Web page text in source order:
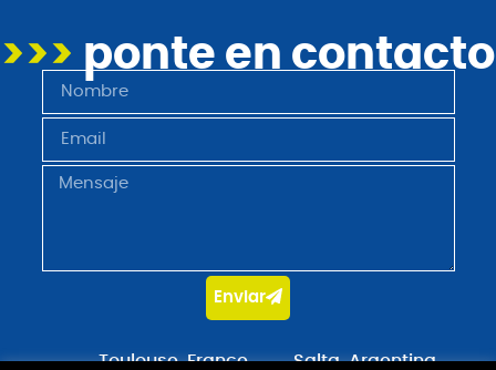
>>> ponte en contacto
Enviar
Toulouse, France Salta, Argentina